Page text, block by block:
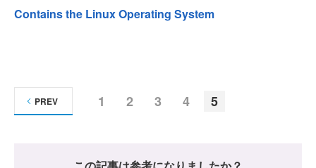
Contains the Linux Operating System
1 2 3 4 5
PREV